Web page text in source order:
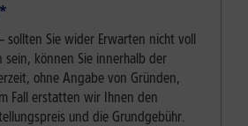
sollten Sie wider Erwarten nicht voll
sein, können Sie innerhalb der
ohne Angabe von Gründen,
Fall erstatten wir Ihnen den
und die Grundgebühr.